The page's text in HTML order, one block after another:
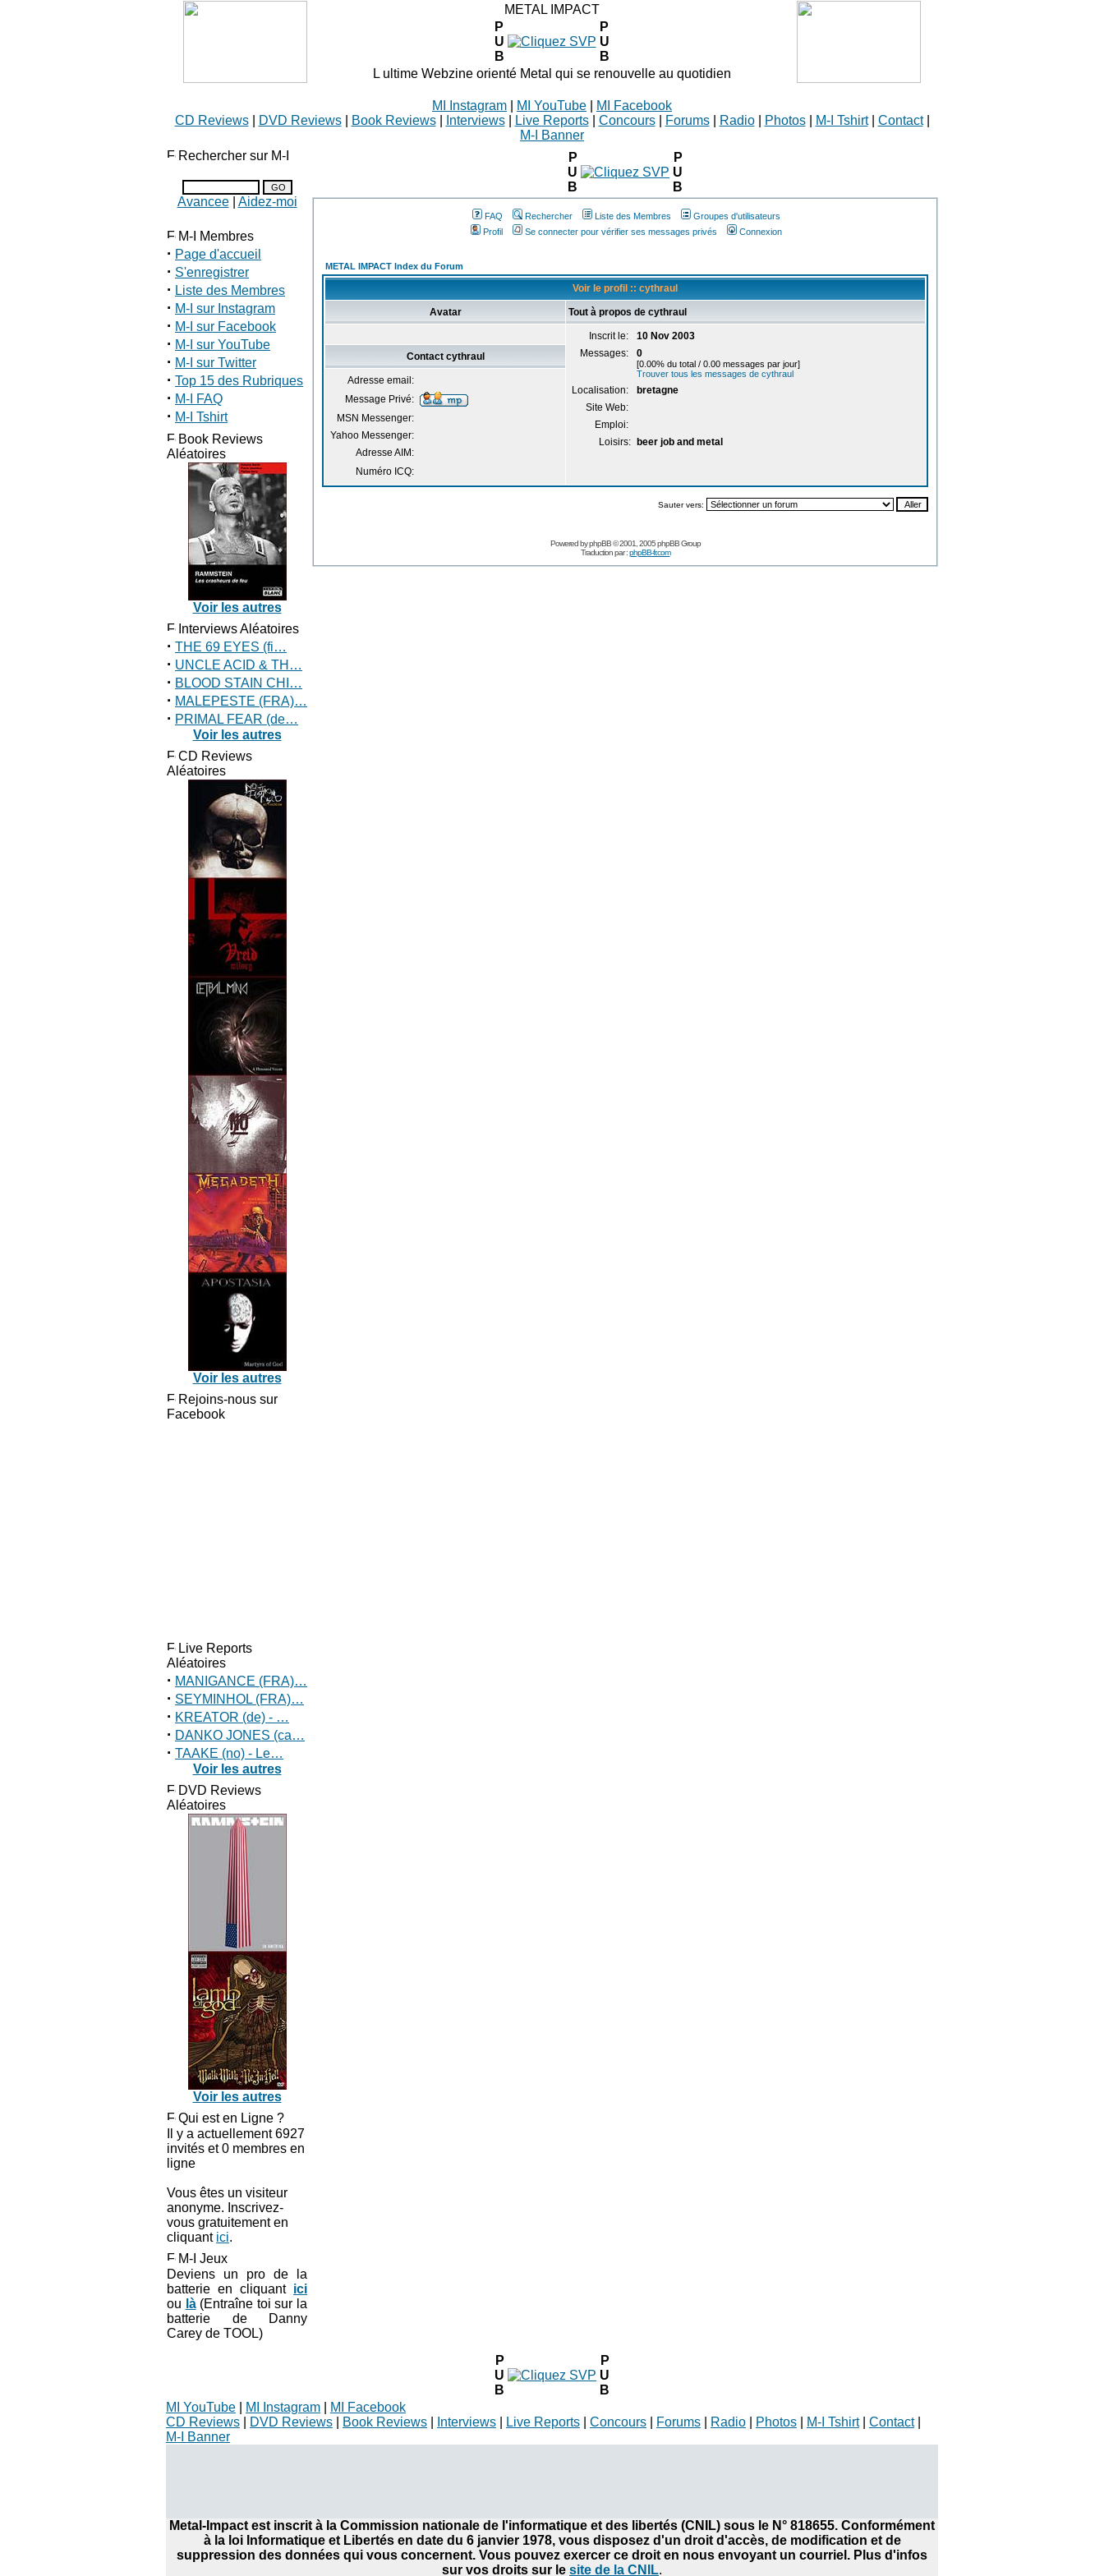
METAL IMPACT
P
U
B
P
U
B
L ultime Webzine orienté Metal qui se renouvelle au quotidien
MI Instagram MI YouTube
MI Facebook
CD Reviews| DVD Reviews| Book Reviews| Interviews| Live Reports| Concours| Forums| Radio| Photos| M-I Tshirt| Contact|
M-I Banner
Rechercher sur M-I
Avancee| Aidez-moi
M-I Membres
· Page d'accueil
· S'enregistrer
· Liste des Membres
· M-I sur Instagram
· M-I sur Facebook
· M-I sur YouTube
· M-I sur Twitter
· Top 15 des Rubriques
· M-I FAQ
· M-I Tshirt
Book Reviews
Aléatoires
Voir les autres
Interviews Aléatoires
· THE 69 EYES (fi…
· UNCLE ACID & TH…
· BLOOD STAIN CHI…
· MALEPESTE (FRA)…
· PRIMAL FEAR (de…
Voir les autres
CD Reviews
Aléatoires
Voir les autres
Rejoins-nous sur
Facebook
Live Reports
Aléatoires
· MANIGANCE (FRA)…
· SEYMINHOL (FRA)…
· KREATOR (de) - …
· DANKO JONES (ca…
· TAAKE (no) - Le…
Voir les autres
DVD Reviews
Aléatoires
Voir les autres
Qui est en Ligne ?
Il y a actuellement 6927
invités et 0 membres en
ligne
Vous êtes un visiteur
anonyme. Inscrivez-
vous gratuitement en
cliquant ici.
M-I Jeux
Deviens un pro de la
batterie en cliquant ici
ou là(Entraîne toi sur la
batterie de Danny
Carey de TOOL)
P
U
B
P
U
B
FAQ Rechercher Liste des Membres
Groupes d'utilisateurs
Profil
Se connecter pour vérifier ses messages privés Connexion
METAL IMPACT Index du Forum
Voir le profil :: cythraul
Avatar Tout à propos de cythraul
Inscrit le:
10 Nov 2003
Messages:
0
[0.00% du total / 0.00 messages par jour]
Trouver tous les messages de cythraul
Localisation:
bretagne
Site Web:
Emploi:
Loisirs:
beer job and metal
Contact cythraul
Adresse email:
Message Privé:
MSN Messenger:
Yahoo Messenger:
Adresse AIM:
Numéro ICQ:
Sauter vers:
Powered byphpBB© 2001, 2005 phpBB Group
Traduction par :phpBB-fr.com
P
U
B
P
U
B
MI YouTube
MI Instagram
MI Facebook
CD Reviews
DVD Reviews Book Reviews Interviews Live Reports Concours Forums Radio Photos M-I Tshirt| Contact|
M-I Banner
Metal-Impact est inscrit à la Commission nationale de l'informatique et des libertés (CNIL) sous le N° 818655. Conformément
à la loi Informatique et Libertés en date du 6 janvier 1978, vous disposez d'un droit d'accès, de modification et de
suppression des données qui vous concernent. Vous pouvez exercer ce droit en nous envoyant un courriel. Plus d'infos
sur vos droits sur le site de la CNIL.